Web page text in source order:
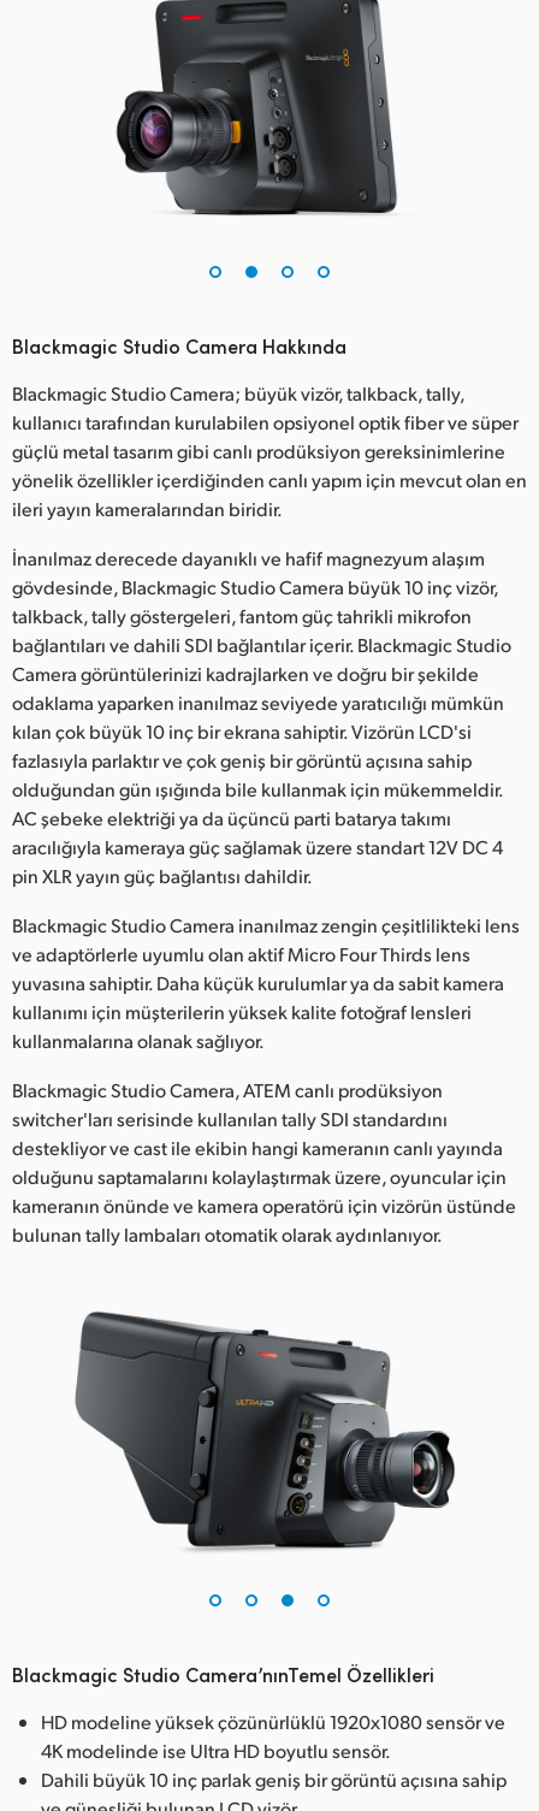
Blackmagic Studio Camera Hakkında
Blackmagic Studio Camera; büyük vizör, talkback, tally,
kullanıcı tarafından kurulabilen opsiyonel optik fiber ve süper
güçlü metal tasarım gibi canlı prodüksiyon gereksinimlerine
yönelik özellikler içerdiğinden canlı yapım için mevcut olan en
ileri yayın kameralarından biridir.
İnanılmaz derecede dayanıklı ve hafif magnezyum alaşım
gövdesinde, Blackmagic Studio Camera büyük 10 inç vizör,
talkback, tally göstergeleri, fantom güç tahrikli mikrofon
bağlantıları ve dahili SDI bağlantılar içerir. Blackmagic Studio
Camera görüntülerinizi kadrajlarken ve doğru bir şekilde
odaklama yaparken inanılmaz seviyede yaratıcılığı mümkün
kılan çok büyük 10 inç bir ekrana sahiptir. Vizörün LCD'si
fazlasıyla parlaktır ve çok geniş bir görüntü açısına sahip
olduğundan gün ışığında bile kullanmak için mükemmeldir.
AC şebeke elektriği ya da üçüncü parti batarya takımı
aracılığıyla kameraya güç sağlamak üzere standart 12V DC 4
pin XLR yayın güç bağlantısı dahildir.
Blackmagic Studio Camera inanılmaz zengin çeşitlilikteki lens
ve adaptörlerle uyumlu olan aktif Micro Four Thirds lens
yuvasına sahiptir. Daha küçük kurulumlar ya da sabit kamera
kullanımı için müşterilerin yüksek kalite fotoğraf lensleri
kullanmalarına olanak sağlıyor.
Blackmagic Studio Camera, ATEM canlı prodüksiyon
switcher'ları serisinde kullanılan tally SDI standardını
destekliyor ve cast ile ekibin hangi kameranın canlı yayında
olduğunu saptamalarını kolaylaştırmak üzere, oyuncular için
kameranın önünde ve kamera operatörü için vizörün üstünde
bulunan tally lambaları otomatik olarak aydınlanıyor.
Blackmagic Studio Camera’nınTemel Özellikleri
HD modeline yüksek çözünürlüklü 1920x1080 sensör ve
4K modelinde ise Ultra HD boyutlu sensör.
Dahili büyük 10 inç parlak geniş bir görüntü açısına sahip